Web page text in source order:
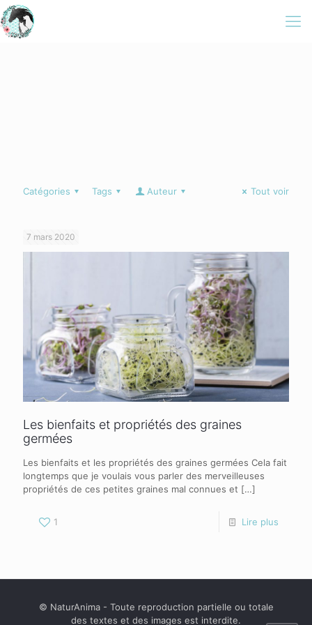
Catégories Tags Auteur Tout voir
7 mars 2020
Les bienfaits et propriétés des graines
germées
Les bienfaits et les propriétés des graines germées Cela fait
longtemps que je voulais vous parler des merveilleuses
propriétés de ces petites graines mal connues et […]
1 Lire plus
© NaturAnima - Toute reproduction partielle ou totale
des textes et des images est interdite.